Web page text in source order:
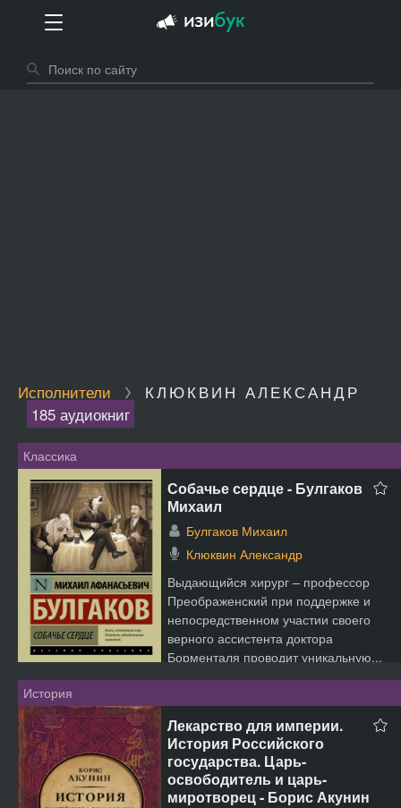
Исполнители
КЛЮКВИН АЛЕКСАНДР
185 аудиокниг
Классика
Собачье сердце - Булгаков
Михаил
Булгаков Михаил
Клюквин Александр
Выдающийся хирург – профессор
Преображенский при поддержке и
непосредственном участии своего
верного ассистента доктора
Борменталя проводит уникальную...
История
Лекарство для империи.
История Российского
государства. Царь-
освободитель и царь-
миротворец - Борис Акунин